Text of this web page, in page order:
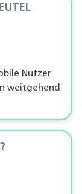
Nutzer
weitgehend